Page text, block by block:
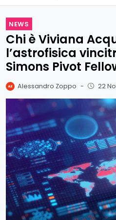
NEWS
Chi è Viviana
l’astrofisica
Simons Pivot
Alessandro Zoppo - 22